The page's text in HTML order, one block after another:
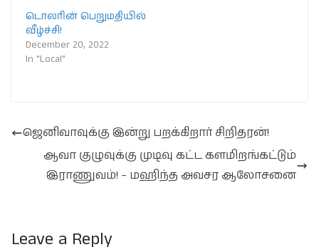
டொலரின் பெறுமதியில்
வீழ்ச்சி!
December 20, 2022
In "Local"
ஜெனிவாவுக்கு இன்று பறக்கிறார் சிறிதரன்!
ஆவா குழுவுக்கு முடிவு கட்ட களமிறங்கட்டும்
இராணுவம்! – மஹிந்த அவசர ஆலோசனை
Leave a Reply